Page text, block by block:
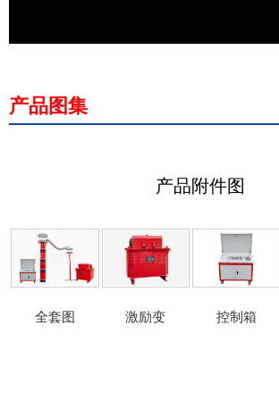
产品图集
产品附件图
全套图 激励变 控制箱